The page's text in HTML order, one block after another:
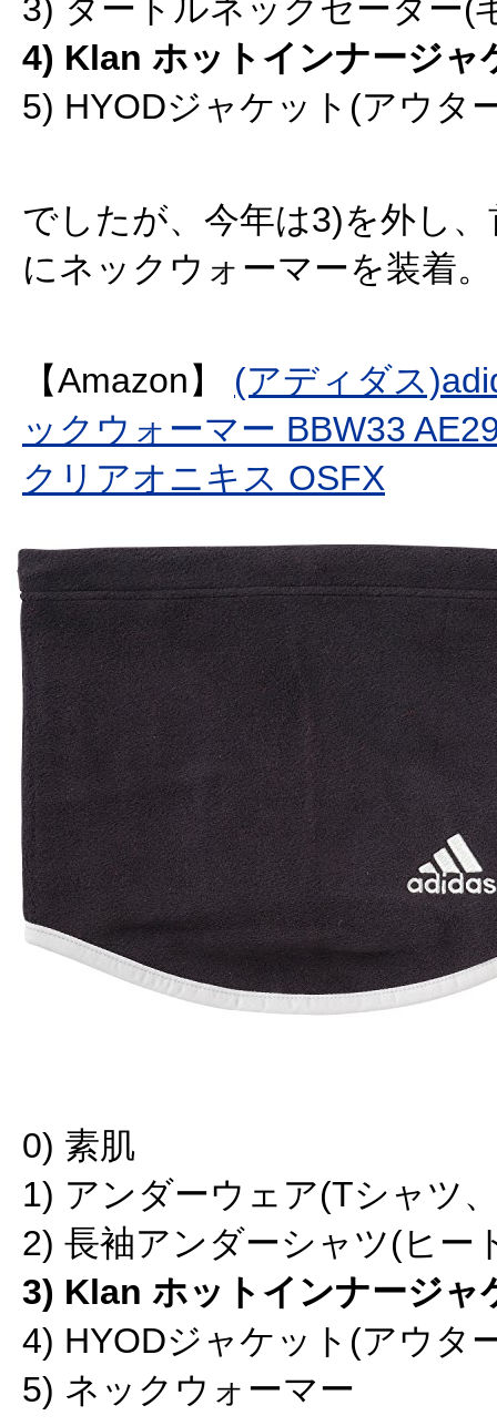
3) タートルネックセーター(
4) Klan ホットインナージャ
5) HYODジャケット(アウタ
でしたが、今年は3)を外し
にネックウォーマーを装着。
【Amazon】 (アディダス
ックウォーマー BBW33
クリアオニキス OSFX
0) 素肌
1) アンダーウェア(Tシャツ
2) 長袖アンダーシャツ(ヒー
3) Klan ホットインナージャ
4) HYODジャケット(アウタ
5) ネックウォーマー